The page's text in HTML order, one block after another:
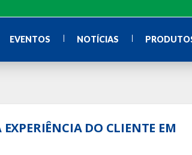
EVENTOS NOTÍCIAS
DO CLIENTE EM